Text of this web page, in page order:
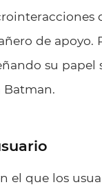
de apoyo.
su papel
Batman.
el que los